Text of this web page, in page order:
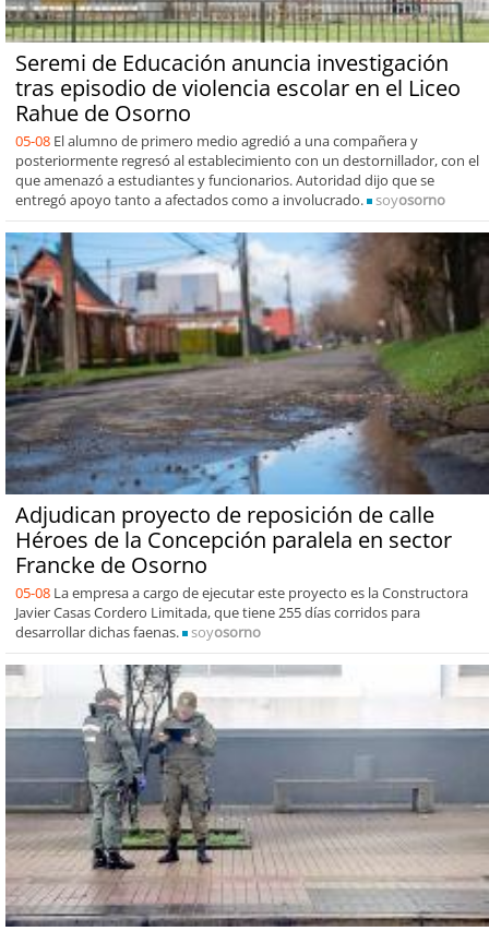
Seremi de Educación anuncia investigación
tras episodio de violencia escolar en el Liceo
Rahue de Osorno
05-08 El alumno de primero medio agredió a una compañera y
posteriormente regresó al establecimiento con un destornillador, con el
que amenazó a estudiantes y funcionarios. Autoridad dijo que se
entregó apoyo tanto a afectados como a involucrado.
soyosorno
Adjudican proyecto de reposición de calle
Héroes de la Concepción paralela en sector
Francke de Osorno
05-08 La empresa a cargo de ejecutar este proyecto es la Constructora
Javier Casas Cordero Limitada, que tiene 255 días corridos para
desarrollar dichas faenas.
soyosorno